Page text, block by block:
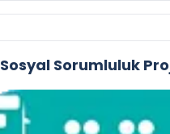
Sosyal Sorumluluk